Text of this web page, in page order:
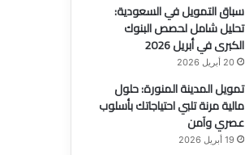
سباق التمويل في السعودية:
تحليل شامل لحصص البنوك
الكبرى في أبريل 2026
20 أبريل 2026
تمويل المدينة المنورة: حلول
مالية مرنة تلبي احتياجاتك بأسلوب
عصري وآمن
19 أبريل 2026